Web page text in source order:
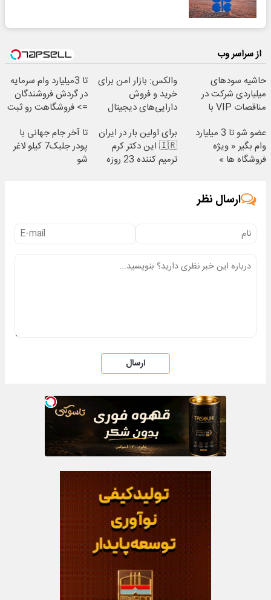
از سراسر وب
حاشیه سودهای
میلیاردی شرکت در
مناقصات VIP با
والکس: بازار امن برای
خرید و فروش
دارایی‌های دیجیتال
تا 3میلیارد وام سرمایه
در گردش فروشندگان
=> فروشگاهت رو ثبت
عضو شو تا 3 میلیارد
وام بگیر « ویژه
فروشگاه ها »
برای اولین بار در ایران
🇮🇷 این دکتر کرم
ترمیم کننده 23 روزه
تا آخر جام جهانی با
پودر جلبک7 کیلو لاغر
شو
ارسال نظر
ارسال